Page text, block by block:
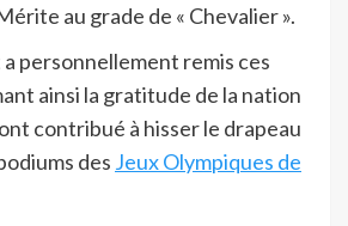
au grade de « Chevalier ».
a personnellement remis ces
ainsi la gratitude de la nation
contribué à hisser le drapeau
des Jeux Olympiques de